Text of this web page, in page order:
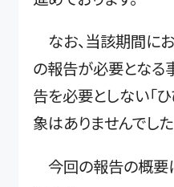
なお、当該期間に
の報告が必要となる
告を必要としない「ひ
象はありませんでした
今回の報告の概要